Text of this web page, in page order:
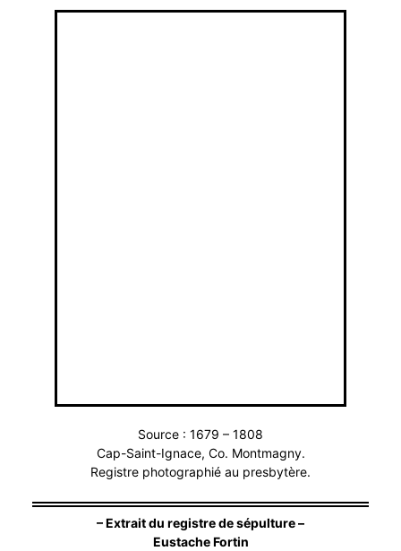
Source : 1679 – 1808
Cap-Saint-Ignace, Co. Montmagny.
Registre photographié au presbytère.
– Extrait du registre de sépulture –
Eustache Fortin